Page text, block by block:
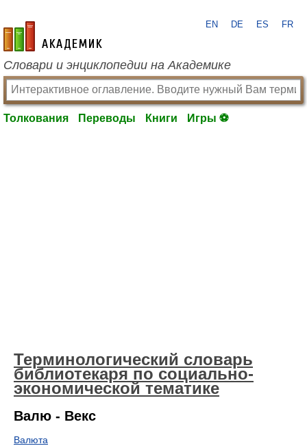
academic.ru
EN DE ES FR
Словари и энциклопедии на Академике
Толкования Переводы Книги Игры ⚽
Терминологический словарь
библиотекаря по социально-
экономической тематике
Валю - Векс
Валюта